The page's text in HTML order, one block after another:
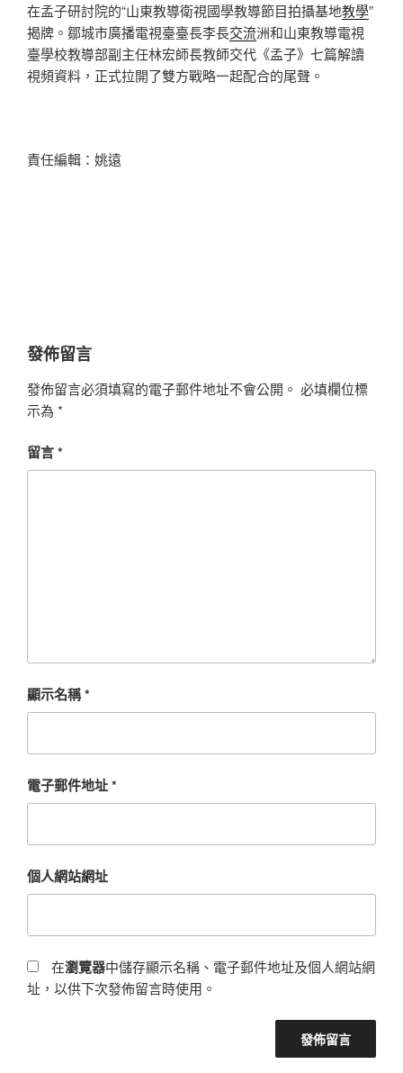
在孟子研討院的“山東教導衛視國學教導節目拍攝基地教學”
揭牌。鄒城市廣播電視臺臺長李長交流洲和山東教導電視
臺學校教導部副主任林宏師長教師交代《孟子》七篇解讀
視頻資料，正式拉開了雙方戰略一起配合的尾聲。
責任編輯：姚遠
發佈留言
發佈留言必須填寫的電子郵件地址不會公開。 必填欄位標
示為 *
留言*
顯示名稱*
電子郵件地址*
個人網站網址
在瀏覽器中儲存顯示名稱、電子郵件地址及個人網站網
址，以供下次發佈留言時使用。